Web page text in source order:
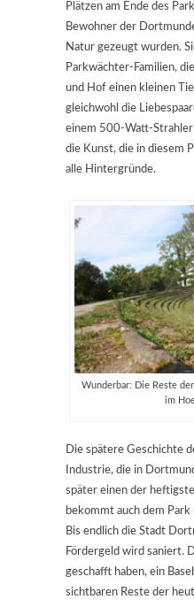
Plätzen am Ende des
Bewohner der
Natur gezeugt wurden.
Parkwächter-Familien,
und Hof einen kleinen
gleichwohl die
einem 500-Watt-Strahler
die Kunst, die in diesem
alle Hintergründe.
Wunderbar: Die Reste
im
Die spätere Geschichte
Industrie, die in
später einen der
bekommt auch dem
Bis endlich die Stadt
Fördergeld wird saniert.
geschafft haben, ein
sichtbaren Reste der